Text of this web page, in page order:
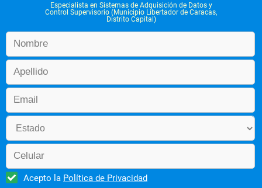
Especialista en Sistemas de Adquisición de Datos y
Control Supervisorio (Municipio Libertador de Caracas,
Distrito Capital)
Acepto la Política de Privacidad